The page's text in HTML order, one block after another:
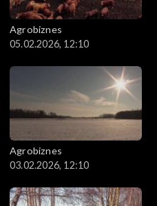
Agrobiznes
05.02.2026, 12:10
Agrobiznes
03.02.2026, 12:10